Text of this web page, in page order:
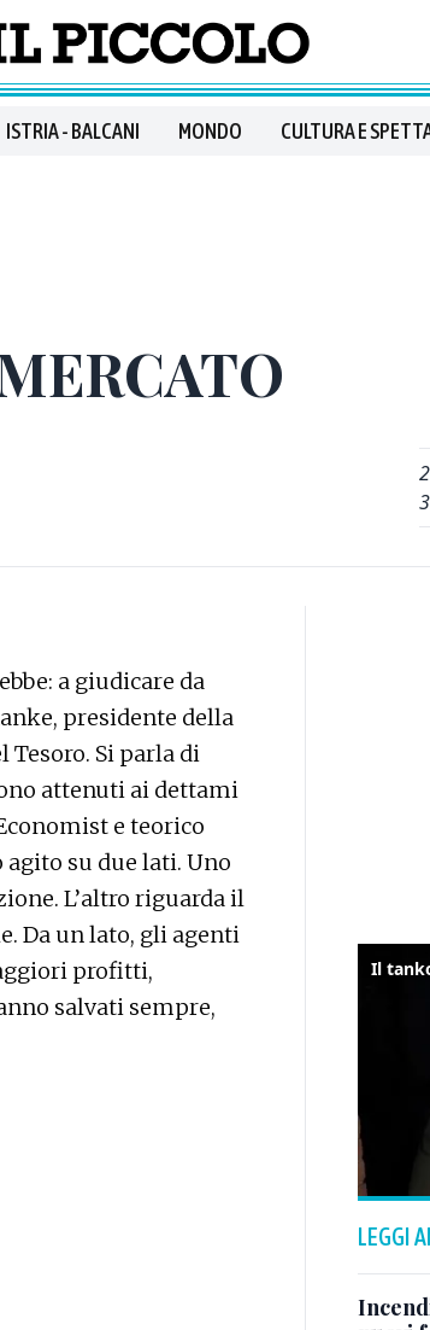
ISTRIA - BALCANI MONDO CULTURA E
3
a giudicare da
presidente della
Tesoro. Si parla di
attenuti ai dettami
e teorico
su due lati. Uno
L’altro riguarda il
Da un lato, gli agenti
profitti,
salvati sempre,
LEGGI